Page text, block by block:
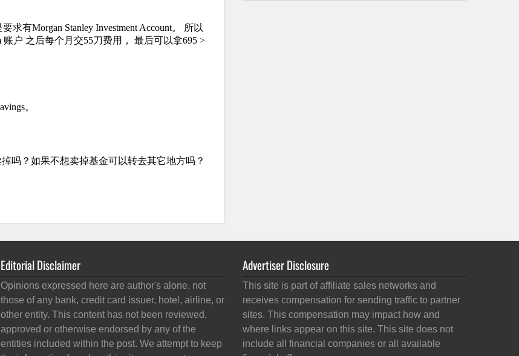
Editorial Disclaimer
Opinions expressed here are author's alone, not
those of any bank, credit card issuer, hotel, airline, or
other entity. This content has not been reviewed,
approved or otherwise endorsed by any of the
entities included within the post. We attempt to keep
Advertiser Disclosure
This site is part of affiliate sales networks and
receives compensation for sending traffic to partner
sites. This compensation may impact how and
where links appear on this site. This site does not
include all financial companies or all available